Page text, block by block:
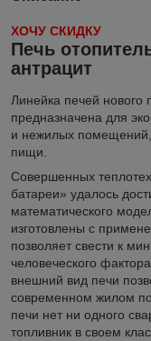
ХОЧУ СКИДКУ
Печь
антрацит
Линейка печей нового
предназначена для
и нежилых помещений,
пищи.
Совершенных
батареи» удалось
математического
изготовлены с
позволяет свести к
человеческого
внешний вид печи
современном жилом
печи нет ни одного
топливник в своем